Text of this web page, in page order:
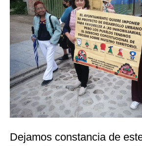
Dejamos constancia de